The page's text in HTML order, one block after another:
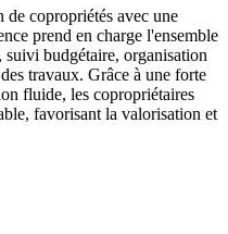
copropriétés avec une
prend en charge l'ensemble
budgétaire, organisation
travaux. Grâce à une forte
fluide, les copropriétaires
favorisant la valorisation et